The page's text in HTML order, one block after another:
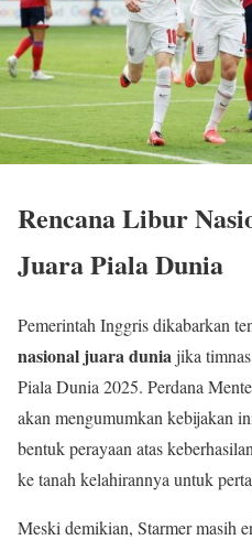
Rencana Libur
Juara Piala Dunia
Pemerintah Inggris dikabarkan
nasional juara duniajika
Piala Dunia 2025. Perdana
akan mengumumkan kebijakan
bentuk perayaan atas
ke tanah kelahirannya untuk
Meski demikian, Starmer masih